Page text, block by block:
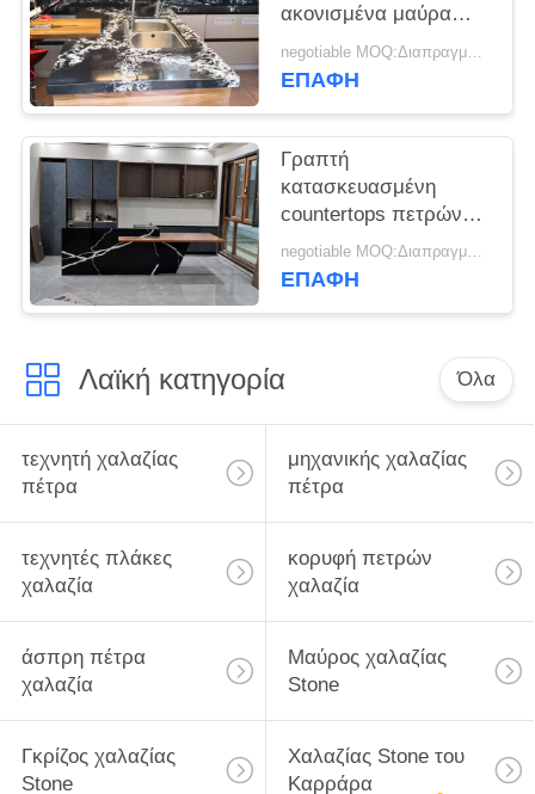
ακονισμένα μαύρα
Countertops χαλαζία
γυάλισε τις επιφάνειες
negotiable MOQ:Διαπραγματεύσιμο
ΕΠΑΦΉ
Γραπτή
κατασκευασμένη
countertops πετρών
σύνθετη πέτρινη
κουζίνα Worktops
negotiable MOQ:Διαπραγματεύσιμο
ΕΠΑΦΉ
Λαϊκή κατηγορία Όλα
τεχνητή χαλαζίας
πέτρα
μηχανικής χαλαζίας
πέτρα
τεχνητές πλάκες
χαλαζία
κορυφή πετρών
χαλαζία
άσπρη πέτρα
χαλαζία
Μαύρος χαλαζίας
Stone
Γκρίζος χαλαζίας
Stone
Χαλαζίας Stone του
Καρράρα